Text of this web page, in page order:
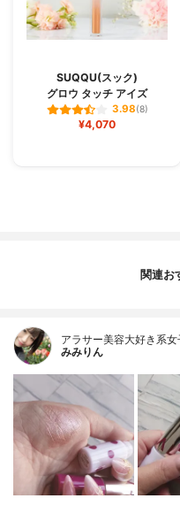
SUQQU(スック)
グロウ タッチ アイズ
3.98(8)
¥4,070
関連お
アラサー美容大好き系女
みみりん